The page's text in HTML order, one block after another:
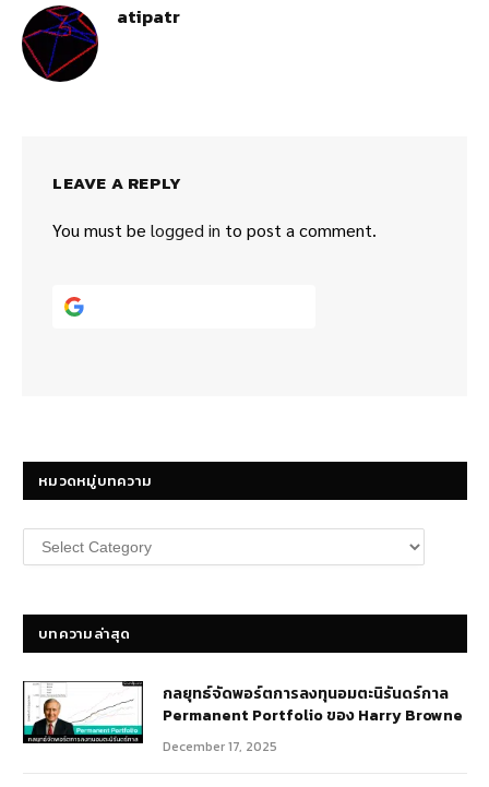
atipatr
LEAVE A REPLY
You must be logged in to post a comment.
หมวดหมู่บทความ
หมวด
หมู่
บทความล่าสุด
กลยุทธ์​จัดพอร์ตการลงทุนอมตะนิรันดร์กาล
Permanent Portfolio ของ Harry Browne
December 17, 2025